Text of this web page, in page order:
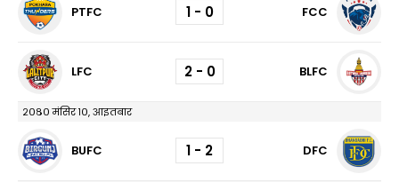
PTFC 1 - 0 FCC
LFC 2 - 0 BLFC
२०८० मंसिर १०, आइतबार
BUFC 1 - 2 DFC